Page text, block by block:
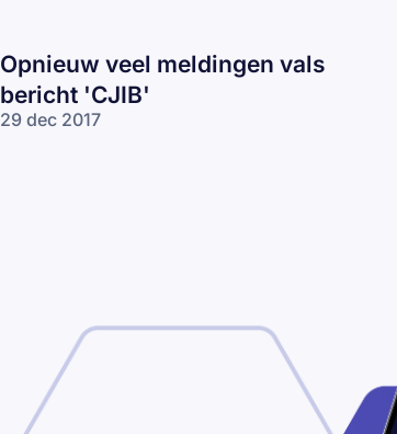
Opnieuw veel meldingen vals
bericht 'CJIB'
29 dec 2017